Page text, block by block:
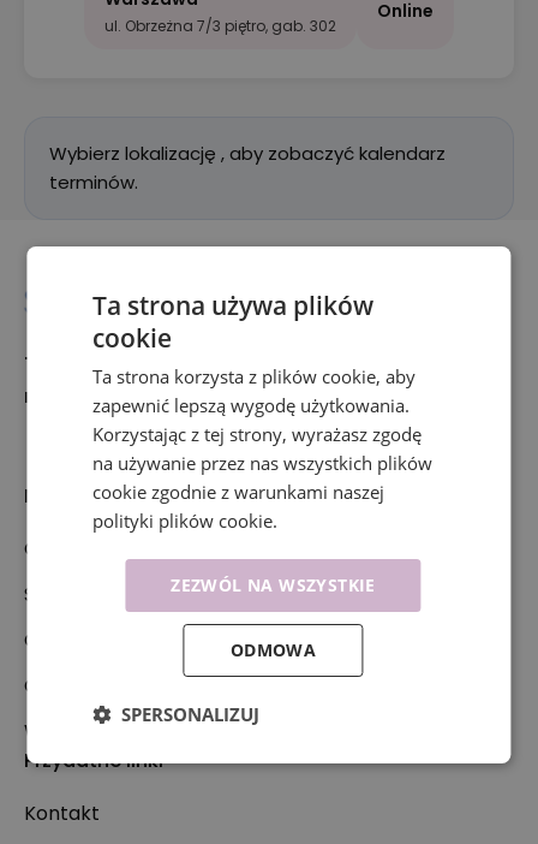
ul. Obrzeżna 7/3 piętro, gab. 302
Online
Wybierz lokalizację , aby zobaczyć kalendarz
terminów.
+48 697 516 636
rejestracja@synergia-centrum.pl
Nasza oferta
Oferta
Specjaliści
Co leczymy?
Cennik
Współpraca
Przydatne linki
Kontakt
Ta strona używa plików
cookie
Ta strona korzysta z plików cookie, aby
zapewnić lepszą wygodę użytkowania.
Korzystając z tej strony, wyrażasz zgodę
na używanie przez nas wszystkich plików
cookie zgodnie z warunkami naszej
polityki plików cookie.
ZEZWÓL NA WSZYSTKIE
ODMOWA
SPERSONALIZUJ